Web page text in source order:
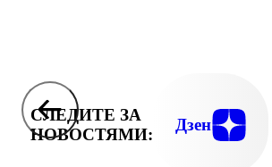
СЛЕДИТЕ ЗА
НОВОСТЯМИ:
Дзен